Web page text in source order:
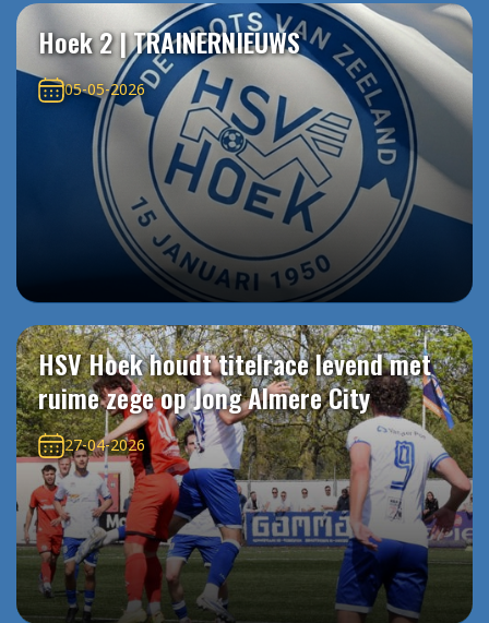
Hoek 2 | TRAINERNIEUWS
05-05-2026
HSV Hoek houdt titelrace levend met
ruime zege op Jong Almere City
27-04-2026